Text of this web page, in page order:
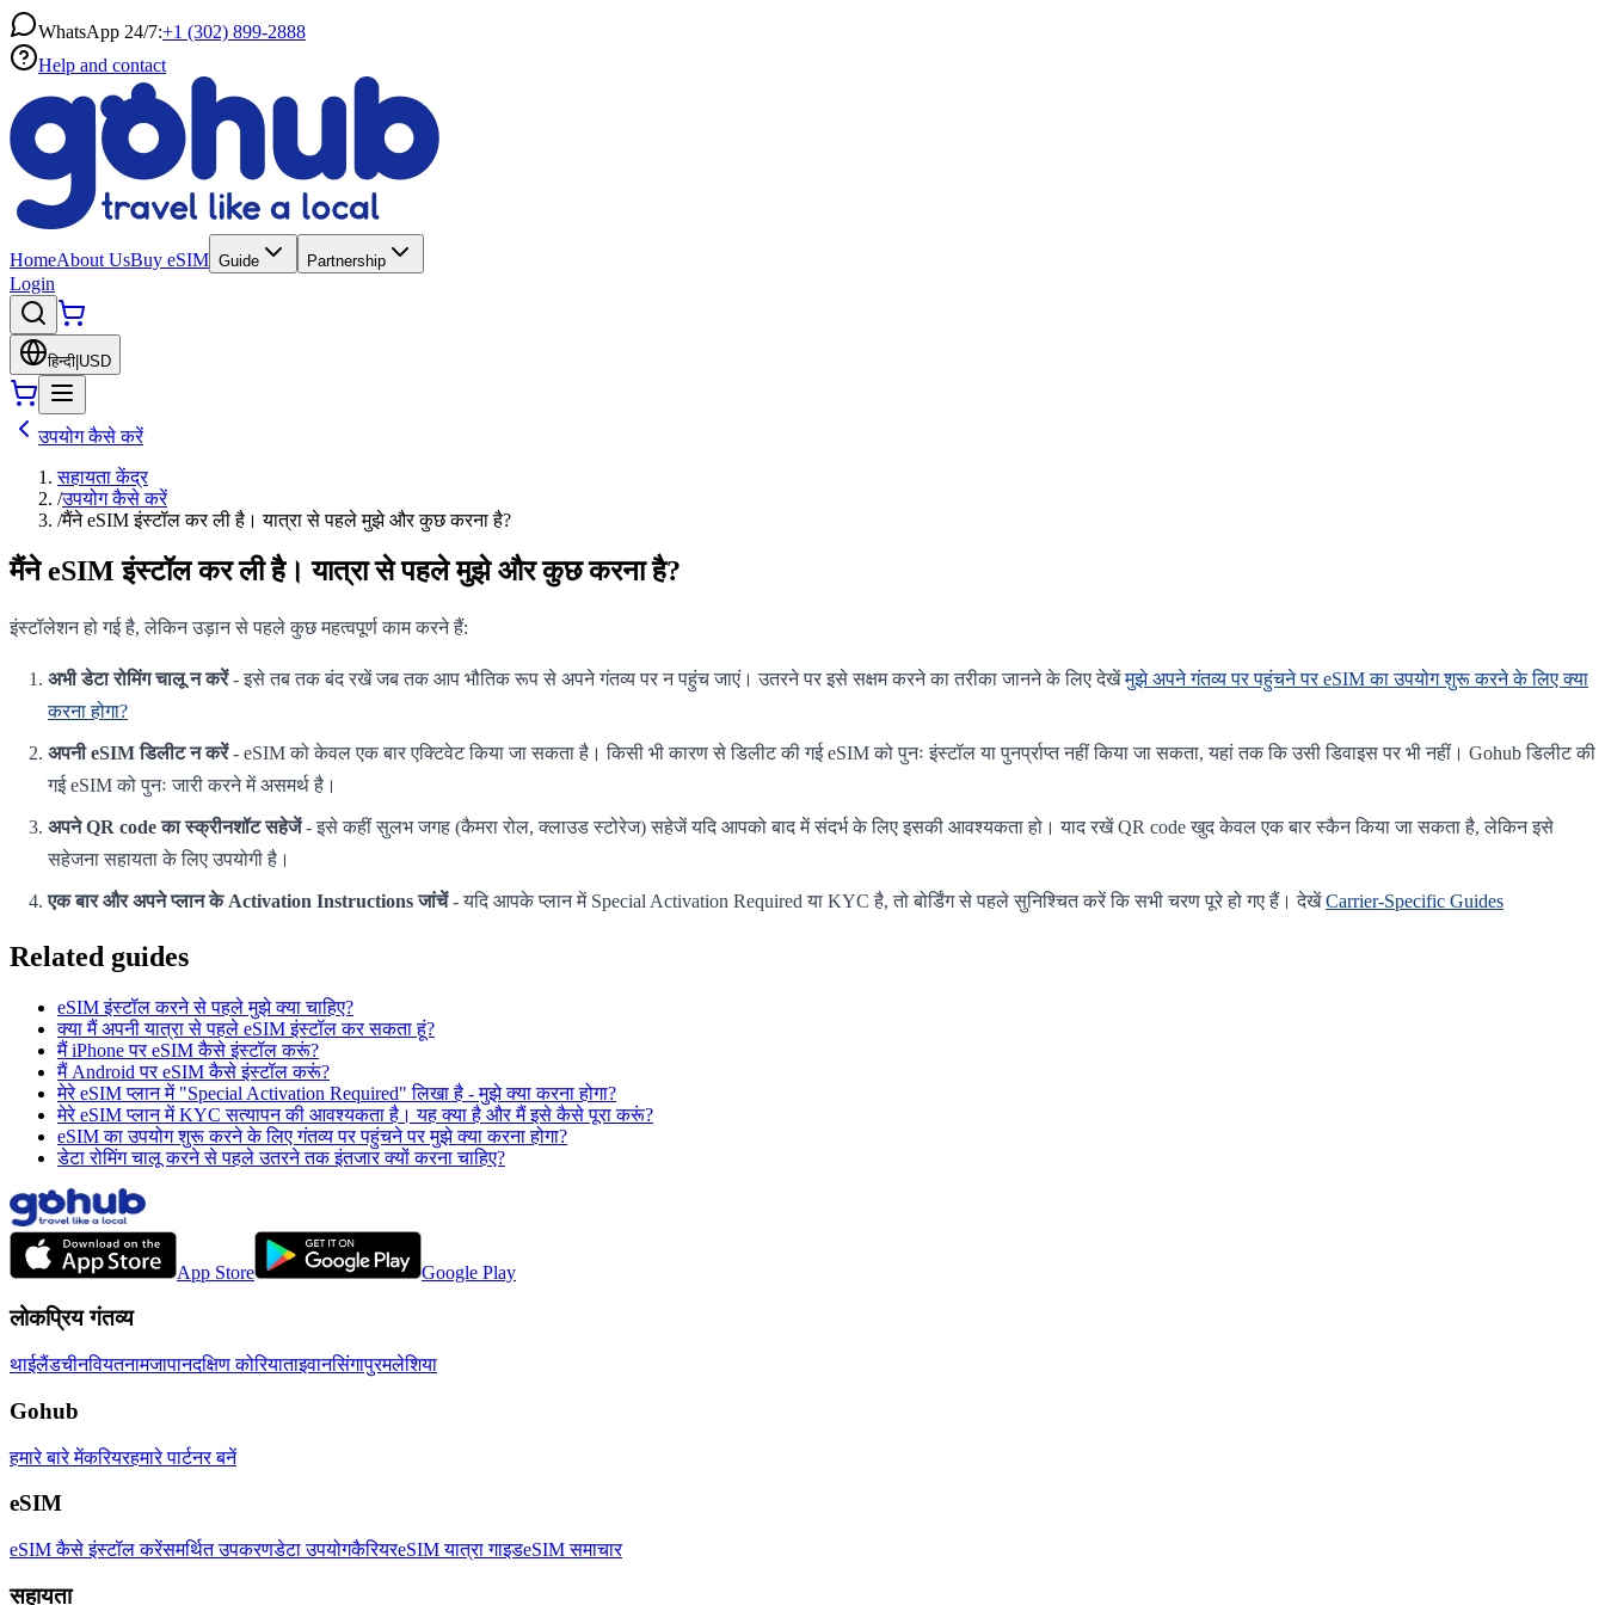
WhatsApp 24/7:+1 (302) 899-2888
Help and contact
HomeAbout UsBuy eSIM Guide Partnership
Login
हिन्दी USD
उपयोग कैसे करें
सहायता केंद्र
/उपयोग कैसे करें
/मैंने eSIM इंस्टॉल कर ली है। यात्रा से पहले मुझे और कुछ करना है?
मैंने eSIM इंस्टॉल कर ली है। यात्रा से पहले मुझे और कुछ करना है?
इंस्टॉलेशन हो गई है, लेकिन उड़ान से पहले कुछ महत्वपूर्ण काम करने हैं:
अभी डेटा रोमिंग चालू न करें- इसे तब तक बंद रखें जब तक आप भौतिक रूप से अपने गंतव्य पर न पहुंच जाएं। उतरने पर इसे सक्षम करने का तरीका जानने के लिए देखेंमुझे अपने गंतव्य पर पहुंचने पर eSIM का उपयोग शुरू करने के लिए क्या
करना होगा?
अपनी eSIM डिलीट न करें- eSIM को केवल एक बार एक्टिवेट किया जा सकता है। किसी भी कारण से डिलीट की गई eSIM को पुनः इंस्टॉल या पुनर्प्राप्त नहीं किया जा सकता, यहां तक कि उसी डिवाइस पर भी नहीं। Gohub डिलीट की
गई eSIM को पुनः जारी करने में असमर्थ है।
अपने QR code का स्क्रीनशॉट सहेजें- इसे कहीं सुलभ जगह (कैमरा रोल, क्लाउड स्टोरेज) सहेजें यदि आपको बाद में संदर्भ के लिए इसकी आवश्यकता हो। याद रखें QR code खुद केवल एक बार स्कैन किया जा सकता है, लेकिन इसे
सहेजना सहायता के लिए उपयोगी है।
एक बार और अपने प्लान के Activation Instructions जांचें- यदि आपके प्लान में Special Activation Required या KYC है, तो बोर्डिंग से पहले सुनिश्चित करें कि सभी चरण पूरे हो गए हैं। देखेंCarrier-Specific Guides
Related guides
eSIM इंस्टॉल करने से पहले मुझे क्या चाहिए?
क्या मैं अपनी यात्रा से पहले eSIM इंस्टॉल कर सकता हूं?
मैं iPhone पर eSIM कैसे इंस्टॉल करूं?
मैं Android पर eSIM कैसे इंस्टॉल करूं?
मेरे eSIM प्लान में "Special Activation Required" लिखा है - मुझे क्या करना होगा?
मेरे eSIM प्लान में KYC सत्यापन की आवश्यकता है। यह क्या है और मैं इसे कैसे पूरा करूं?
eSIM का उपयोग शुरू करने के लिए गंतव्य पर पहुंचने पर मुझे क्या करना होगा?
डेटा रोमिंग चालू करने से पहले उतरने तक इंतजार क्यों करना चाहिए?
App Store Google Play
लोकप्रिय गंतव्य
थाईलैंडचीनवियतनामजापानदक्षिण कोरियाताइवानसिंगापुरमलेशिया
Gohub
हमारे बारे मेंकरियरहमारे पार्टनर बनें
eSIM
eSIM कैसे इंस्टॉल करेंसमर्थित उपकरणडेटा उपयोगकैरियरeSIM यात्रा गाइडeSIM समाचार
सहायता